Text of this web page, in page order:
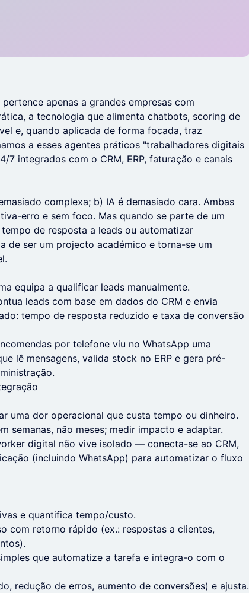
apenas a grandes empresas com
a tecnologia que alimenta chatbots, scoring de
e, quando aplicada de forma focada, traz
a esses agentes práticos "trabalhadores digitais
integrados com o CRM, ERP, faturação e canais
complexa; b) IA é demasiado cara. Ambas
erro e sem foco. Mas quando se parte de um
de resposta a leads ou automatizar
de ser um projecto académico e torna-se um
equipa a qualificar leads manualmente.
leads com base em dados do CRM e envia
tempo de resposta reduzido e taxa de conversão
por telefone viu no WhatsApp uma
lê mensagens, valida stock no ERP e gera pré-
uma dor operacional que custa tempo ou dinheiro.
semanas, não meses; medir impacto e adaptar.
digital não vive isolado — conecta-se ao CRM,
(incluindo WhatsApp) para automatizar o fluxo
e quantifica tempo/custo.
com retorno rápido (ex.: respostas a clientes,
que automatize a tarefa e integra-o com o
redução de erros, aumento de conversões) e ajusta.